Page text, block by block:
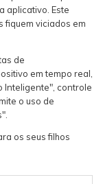
aplicativo. Este
fiquem viciados em
de
em tempo real,
Inteligente", controle
o uso de
os seus filhos